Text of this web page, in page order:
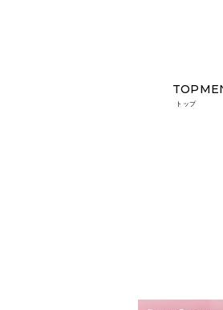
TOP
トップ